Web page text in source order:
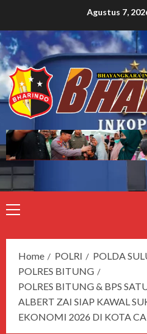
Agustus 7,
Home POLRI
POLDA
POLRES BITUNG
POLRES BITUNG & BPS
ALBERT ZAI SIAP KAWAL
EKONOMI 2026 DI KOTA